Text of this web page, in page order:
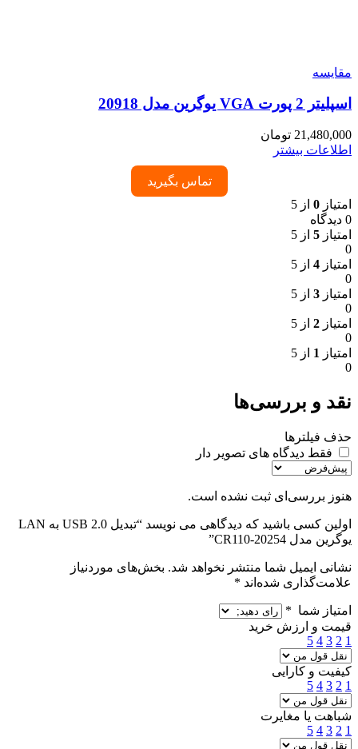
مقایسه
اسپلیتر 2 پورت VGA یوگرین مدل 20918
21,480,000 تومان
اطلاعات بیشتر
تماس بگیرید
امتیاز 0 از 5
0 دیدگاه
امتیاز 5 از 5
0
امتیاز 4 از 5
0
امتیاز 3 از 5
0
امتیاز 2 از 5
0
امتیاز 1 از 5
0
نقد و بررسی‌ها
حذف فیلترها
فقط دیدگاه های تصویر دار
هنوز بررسی‌ای ثبت نشده است.
اولین کسی باشید که دیدگاهی می نویسد “تبدیل USB 2.0 به LAN
یوگرین مدل CR110-20254”
نشانی ایمیل شما منتشر نخواهد شد. بخش‌های موردنیاز
علامت‌گذاری شده‌اند *
امتیاز شما *
قیمت و ارزش خرید
1
2
3
4
5
کیفیت و کارایی
1
2
3
4
5
شباهت یا مغایرت
1
2
3
4
5